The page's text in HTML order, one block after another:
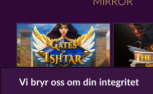
GATES OF ISHTAR THE GRIFFIN
Vi bryr oss om din integritet